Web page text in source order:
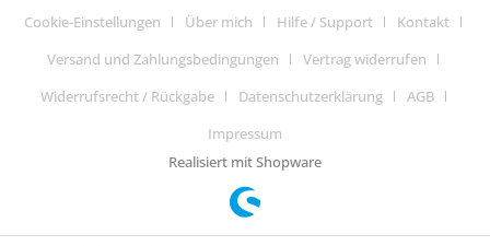
Cookie-Einstellungen Über mich Hilfe / Support
Kontakt
Versand und Zahlungsbedingungen
Vertrag widerrufen
Widerrufsrecht / Rückgabe
Datenschutzerklärung
AGB
Impressum
Realisiert mit Shopware